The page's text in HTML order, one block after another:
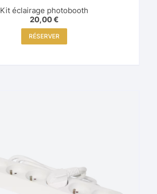
Kit éclairage photobooth
20,00€
RÉSERVER